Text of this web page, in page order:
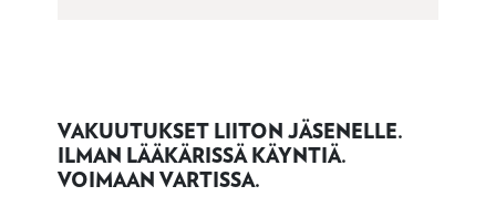
VAKUUTUKSET LIITON JÄSENELLE.
ILMAN LÄÄKÄRISSÄ KÄYNTIÄ.
VOIMAAN VARTISSA.